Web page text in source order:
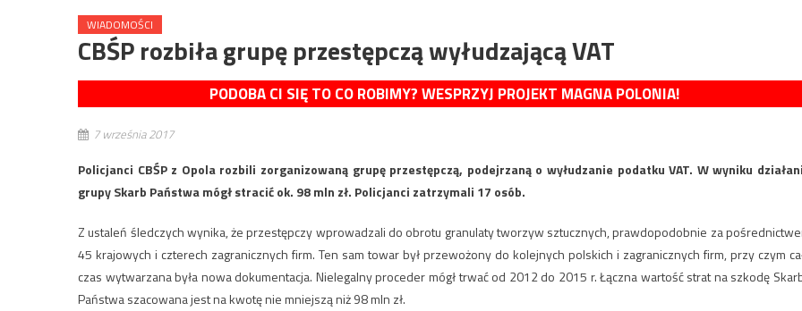
WIADOMOŚCI
CBŚP rozbiła grupę przestępczą wyłudzającą VAT
PODOBA CI SIĘ TO CO ROBIMY? WESPRZYJ PROJEKT MAGNA POLONIA!
7 września 2017
Policjanci CBŚP z Opola rozbili zorganizowaną grupę przestępczą, podejrzaną o wyłudzanie podatku VAT. W wyniku
grupy Skarb Państwa mógł stracić ok. 98 mln zł. Policjanci zatrzymali 17 osób.
Z ustaleń śledczych wynika, że przestępczy wprowadzali do obrotu granulaty tworzyw sztucznych, prawdopodobnie za
45 krajowych i czterech zagranicznych firm. Ten sam towar był przewożony do kolejnych polskich i zagranicznych firm, przy czym
czas wytwarzana była nowa dokumentacja. Nielegalny proceder mógł trwać od 2012 do 2015 r. Łączna wartość strat na szkodę
Państwa szacowana jest na kwotę nie mniejszą niż 98 mln zł.